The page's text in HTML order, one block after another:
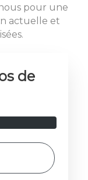
pour une
actuelle et
de